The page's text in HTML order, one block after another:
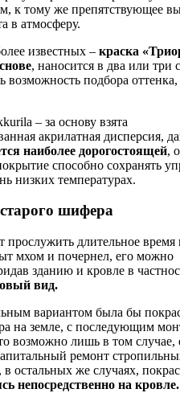
к тому же препятствующее
в атмосферу.
известных – краска
, наносится в два или три
возможность подбора
– за основу взята
акрилатная дисперсия,
наиболее дорогостоящей,
способно сохранять
низких температурах.
шифера
длительное время
мхом и почернел, его можно
зданию и кровле в
вид.
вариантом была бы
на земле, с последующим
возможно лишь в том случае,
ремонт
остальных же случаях,
непосредственно на кровле.